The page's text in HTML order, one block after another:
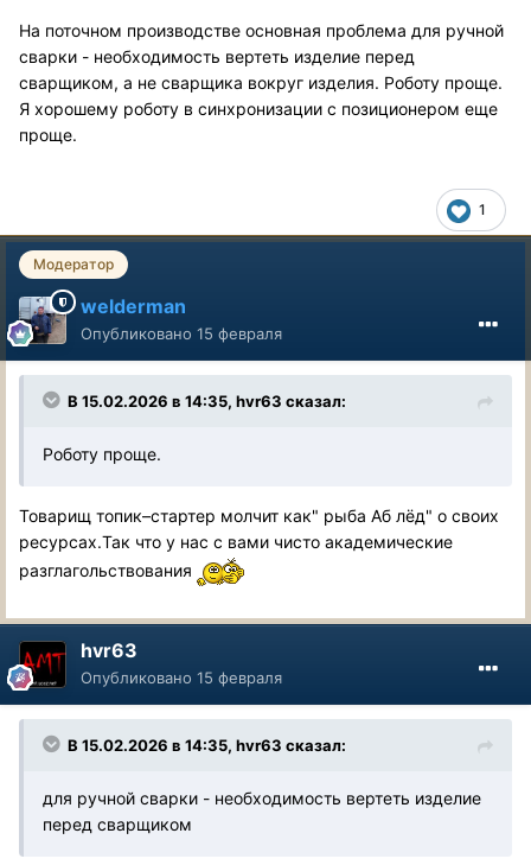
На поточном производстве основная проблема для ручной
сварки - необходимость вертеть изделие перед
сварщиком, а не сварщика вокруг изделия. Роботу проще.
Я хорошему роботу в синхронизации с позиционером еще
проще.
1
Модератор
welderman
Опубликовано 15 февраля
В 15.02.2026 в 14:35, hvr63 сказал:
Роботу проще.
Товарищ топик–стартер молчит как" рыба Аб лёд" о своих
ресурсах.Так что у нас с вами чисто академические
разглагольствования
hvr63
Опубликовано 15 февраля
В 15.02.2026 в 14:35, hvr63 сказал:
для ручной сварки - необходимость вертеть изделие
перед сварщиком